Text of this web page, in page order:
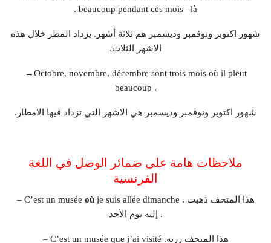
beaucoup pendant ces mois –là .
شهور اكتوبر ونوفمبر وديسمبر هم ثلاثة أشهر. يزداد المطر خلال هذه
الاشهر الثلاث.
→Octobre, novembre, décembre sont trois mois où il pleut
beaucoup .
شهور اكتوبر ونوفمبر وديسمبر هي الاشهر التي تزداد فيها الامطار.
ملاحظات هامة على ضمائر الوصل في اللغة
الفرنسية
– C’est un musée où je suis allée dimanche . هذا المتحف ذهبت
إليه يوم الأحد .
– C’est un musée que j’ai visité .هذا المتحف زرته